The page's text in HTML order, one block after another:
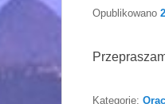
Opublikowano
Kategorie: